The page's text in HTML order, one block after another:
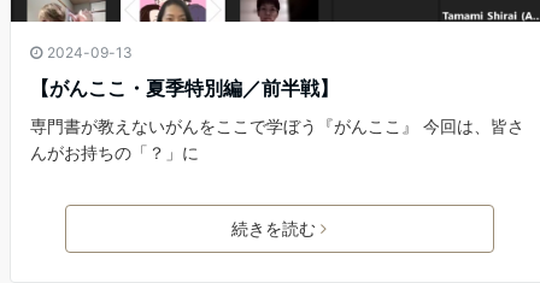
2024-09-13
【がんここ・夏季特別編／前半戦】
専門書が教えないがんをここで学ぼう『がんここ』 今回は、皆さ
んがお持ちの「？」に
続きを読む